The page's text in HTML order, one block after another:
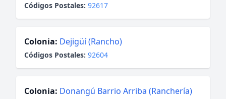
Códigos Postales: 92617
Colonia: Dejigüí (Rancho)
Códigos Postales: 92604
Colonia: Donangú Barrio Arriba (Ranchería)